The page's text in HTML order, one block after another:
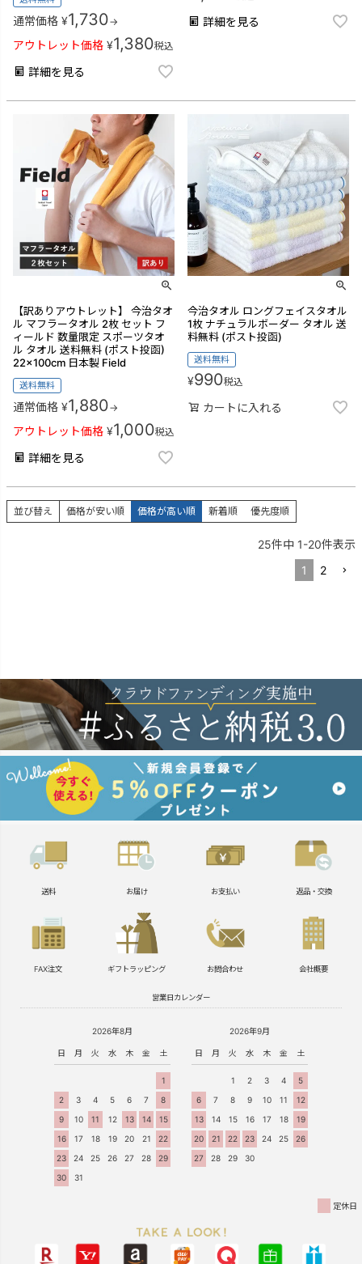
通常価格 ¥1,730→
アウトレット価格 ¥1,380税込
詳細を見る
詳細を見る
【訳ありアウトレット】 今治タオ
ル マフラータオル 2枚 セット フ
ィールド 数量限定 スポーツタオ
ル タオル 送料無料 (ポスト投函)
22×100cm 日本製 Field
送料無料
通常価格 ¥1,880→
アウトレット価格 ¥1,000税込
詳細を見る
今治タオル ロングフェイスタオル
1枚 ナチュラルボーダー タオル 送
料無料 (ポスト投函)
送料無料
¥990税込
カートに入れる
並び替え 価格が安い順 価格が高い順 新着順 優先度順
25件中 1-20件表示
1
2
送料 お届け お支払い 返品・交換
FAX注文 ギフトラッピング お問合わせ 会社概要
営業日カレンダー
2026年8月
日 月 火 水 木 金 土
1
2
3 4 5 6 7
8
9
10 11 12 13 14
15
16
17 18 19 20 21
22
23
24 25 26 27 28
29
30
31
2026年9月
日 月 火 水 木 金 土
1 2 3 4
5
6
7 8 9 10 11
12
13
14 15 16 17 18
19
20
21 22 23 24 25
26
27
28 29 30
定休日